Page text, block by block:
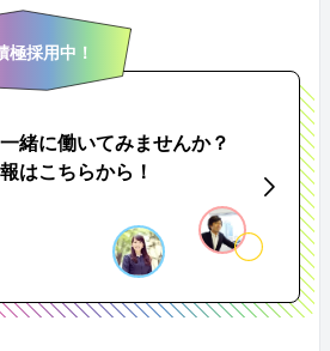
極採用中！
緒に働いてみませんか？
はこちらから！